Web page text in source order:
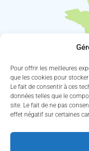
Pour offrir les meilleures
que les cookies pour
Le fait de consentir à ces
données telles que le
site. Le fait de ne pas
effet négatif sur certaines
Les
Lundi :
Mardi, jeudi et